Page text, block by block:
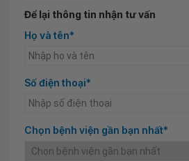
Để lại thông tin nhận tư vấn
Họ và tên*
Số điện thoại*
Chọn bệnh viện gần bạn nhất*